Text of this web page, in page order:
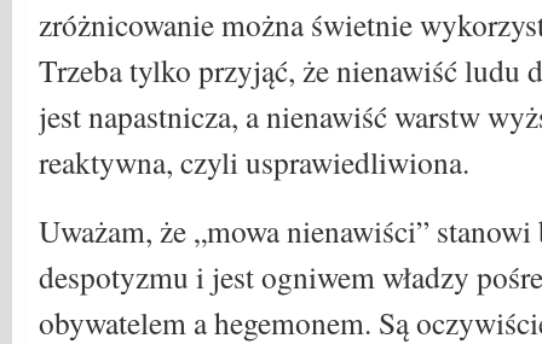
zróżnicowanie można świetnie
Trzeba tylko przyjąć, że nienawiść ludu
jest napastnicza, a nienawiść warstw
reaktywna, czyli usprawiedliwiona.
Uważam, że „mowa nienawiści”
despotyzmu i jest ogniwem władzy
obywatelem a hegemonem. Są